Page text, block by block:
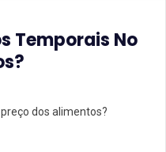
Temporais No
dos alimentos?